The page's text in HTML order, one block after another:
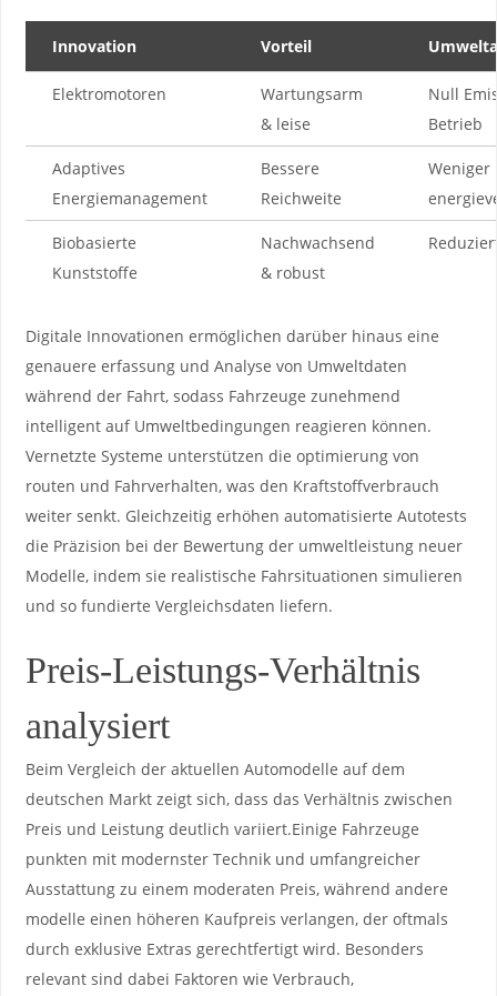
Innovation Vorteil
Elektromotoren
Wartungsarm
⁣& ​leise
Null
Betrieb
Adaptives
Energiemanagement
Bessere
Reichweite
Weniger
Biobasierte
Kunststoffe
Nachwachsend
& robust
Digitale Innovationen ermöglichen ⁢darüber hinaus eine
‌genauere ​erfassung ​und Analyse von Umweltdaten
während der Fahrt, sodass Fahrzeuge zunehmend
intelligent auf⁤ Umweltbedingungen‍ reagieren⁤ können.
Vernetzte​ Systeme⁢ unterstützen die optimierung von
routen und Fahrverhalten, was den Kraftstoffverbrauch
weiter senkt. Gleichzeitig erhöhen automatisierte Autotests
die ​Präzision⁣ bei der Bewertung der umweltleistung neuer⁢
Modelle, indem sie realistische Fahrsituationen ‌simulieren
‍und so fundierte Vergleichsdaten liefern.
Preis-Leistungs-Verhältnis
analysiert
Beim Vergleich der aktuellen Automodelle auf‌ dem
deutschen ⁣Markt zeigt sich, dass das Verhältnis zwischen​
Preis und ‌Leistung deutlich variiert.Einige Fahrzeuge
punkten⁤ mit modernster Technik und umfangreicher
Ausstattung zu einem moderaten Preis, während ‌andere
modelle⁢ einen höheren‌ Kaufpreis verlangen, der oftmals
durch exklusive Extras ‌gerechtfertigt wird.‌ Besonders‌
relevant sind dabei ​Faktoren wie ‍Verbrauch,